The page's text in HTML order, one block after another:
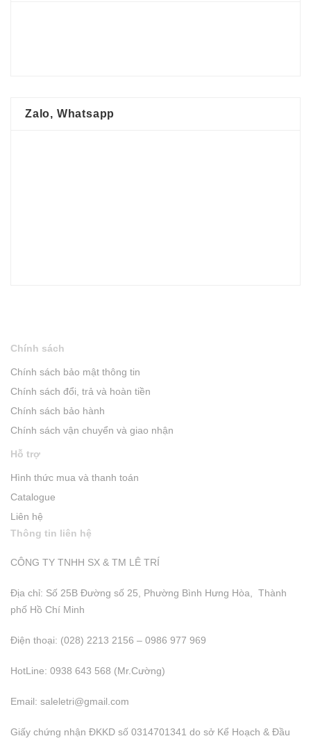
Zalo, Whatsapp
Chính sách
Chính sách bảo mật thông tin
Chính sách đổi, trả và hoàn tiền
Chính sách bảo hành
Chính sách vận chuyển và giao nhận
Hỗ trợ
Hình thức mua và thanh toán
Catalogue
Liên hệ
Thông tin liên hệ
CÔNG TY TNHH SX & TM LÊ TRÍ
Địa chỉ: Số 25B Đường số 25, Phường Bình Hưng Hòa, Thành
phố Hồ Chí Minh
Điện thoại: (028) 2213 2156 – 0986 977 969
HotLine: 0938 643 568 (Mr.Cường)
Email: saleletri@gmail.com
Giấy chứng nhận ĐKKD số 0314701341 do sở Kể Hoạch & Đầu